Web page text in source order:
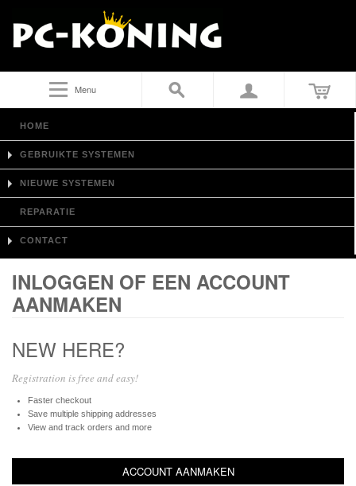
Menu
HOME
GEBRUIKTE SYSTEMEN
NIEUWE SYSTEMEN
REPARATIE
CONTACT
INLOGGEN OF EEN ACCOUNT
AANMAKEN
NEW HERE?
Registration is free and easy!
Faster checkout
Save multiple shipping addresses
View and track orders and more
ACCOUNT AANMAKEN